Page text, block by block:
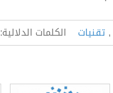
, تقنيات الكلمات الدلالية: